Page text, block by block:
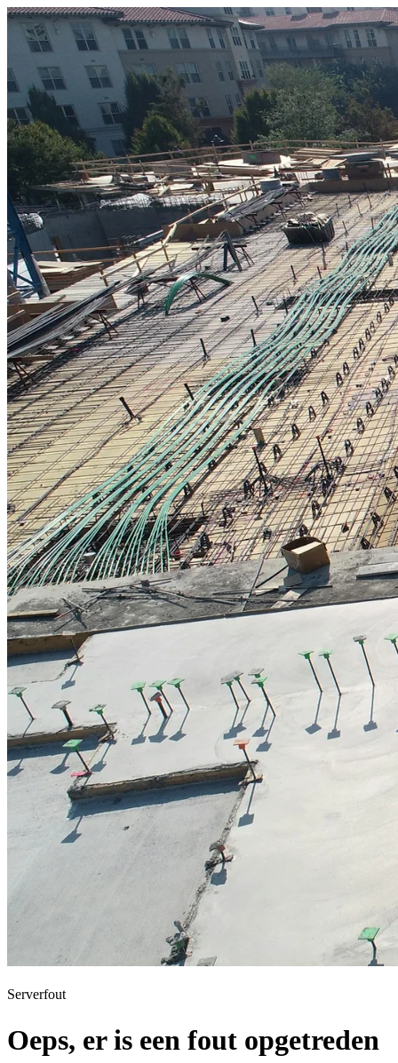
Serverfout
Oeps, er is een fout opgetreden